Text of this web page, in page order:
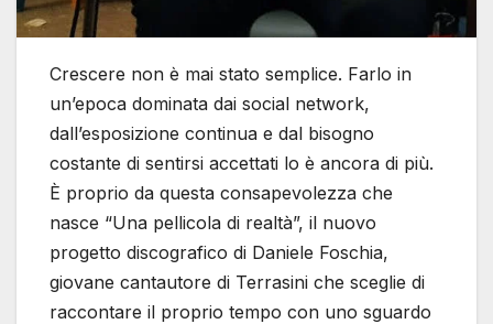
Crescere non è mai stato semplice. Farlo in
un’epoca dominata dai social network,
dall’esposizione continua e dal bisogno
costante di sentirsi accettati lo è ancora di più.
È proprio da questa consapevolezza che
nasce “Una pellicola di realtà”, il nuovo
progetto discografico di Daniele Foschia,
giovane cantautore di Terrasini che sceglie di
raccontare il proprio tempo con uno sguardo